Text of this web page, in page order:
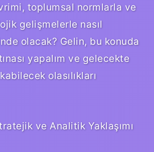
toplumsal normlarla ve
gelişmelerle nasıl
olacak? Gelin, bu konuda
yapalım ve gelecekte
olasılıkları
ve Analitik Yaklaşımı